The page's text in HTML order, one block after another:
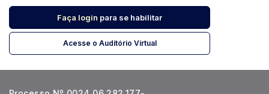
Pesquisar
Faça login para se habilitar
Acesse o Auditório Virtual